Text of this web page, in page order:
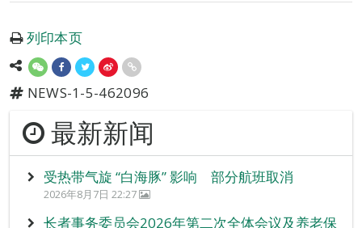
列印本页
NEWS-1-5-462096
最新新闻
受热带气旋 “白海豚” 影响 部分航班取消
2026年8月7日 22:27
长者事务委员会2026年第二次全体会议及养老保